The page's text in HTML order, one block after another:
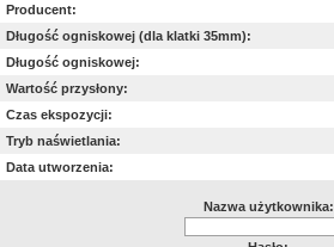
Producent:
Długość ogniskowej (dla klatki 35mm):
Długość ogniskowej:
Wartość przysłony:
Czas ekspozycji:
Tryb naświetlania:
Data utworzenia:
Nazwa użytkownika: